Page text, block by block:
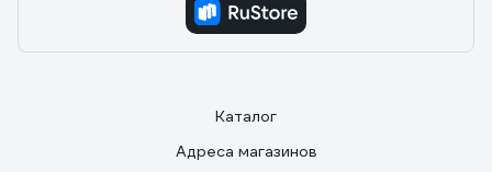
Каталог
Адреса магазинов